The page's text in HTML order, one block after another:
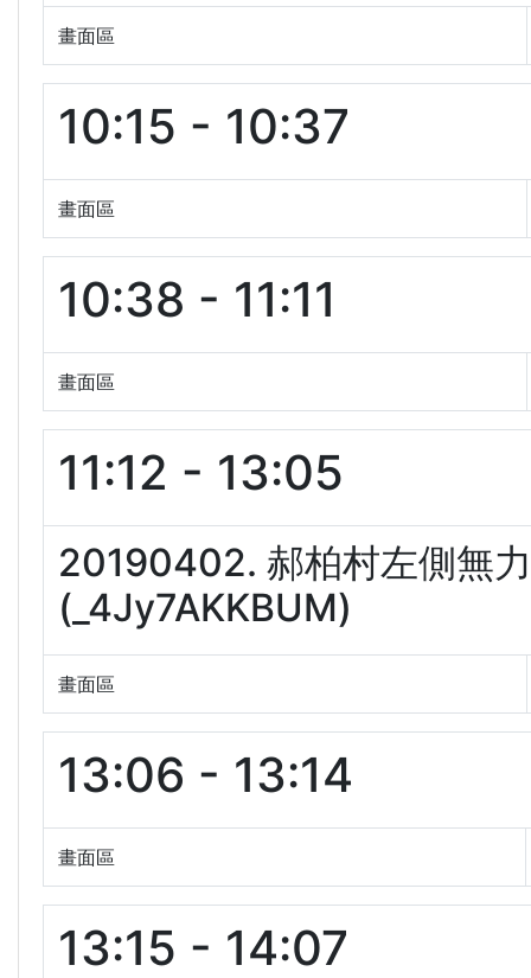
畫面區
10:15 - 10:37
畫面區
10:38 - 11:11
畫面區
11:12 - 13:05
20190402. 郝柏村左側無
(_4Jy7AKKBUM)
畫面區
13:06 - 13:14
畫面區
13:15 - 14:07